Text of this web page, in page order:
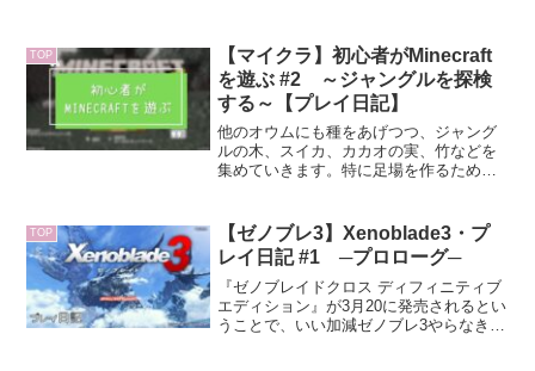
TOP
【マイクラ】初心者がMinecraft
を遊ぶ #2 ～ジャングルを探検
する～【プレイ日記】
他のオウムにも種をあげつつ、ジャング
ルの木、スイカ、カカオの実、竹などを
集めていきます。特に足場を作るための
こまで集まりませんでした。竹林に行っ
たほうがいいのかなあ。
TOP
【ゼノブレ3】Xenoblade3・プ
レイ日記 #1 ─プロローグ─
『ゼノブレイドクロス ディフィニティブ
エディション』が3月20に発売されるとい
うことで、いい加減ゼノブレ3やらなきゃ